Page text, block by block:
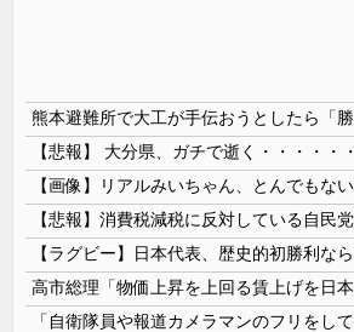
【悲報】 大分県、ガチで逝く・・・・・・